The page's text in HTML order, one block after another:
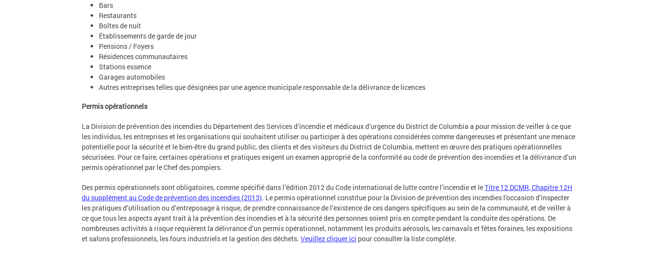
Bars
Restaurants
Boîtes de nuit
Établissements de garde de jour
Pensions / Foyers
Résidences communautaires
Stations essence
Garages automobiles
Autres entreprises telles que désignées par une agence municipale responsable de la délivrance de licences
Permis opérationnels
La Division de prévention des incendies du Département des Services d’incendie et médicaux d’urgence du District de Columbia a pour mission de veiller à ce que
les individus, les entreprises et les organisations qui souhaitent utiliser ou participer à des opérations considérées comme dangereuses et présentant une menace
potentielle pour la sécurité et le bien-être du grand public, des clients et des visiteurs du District de Columbia, mettent en œuvre des pratiques opérationnelles
sécurisées. Pour ce faire, certaines opérations et pratiques exigent un examen approprié de la conformité au code de prévention des incendies et la délivrance d’un
permis opérationnel par le Chef des pompiers.
Des permis opérationnels sont obligatoires, comme spécifié dans l’édition 2012 du Code international de lutte contre l’incendie et leTitre 12 DCMR, Chapitre 12H
du supplément au Code de prévention des incendies (2013). Le permis opérationnel constitue pour la Division de prévention des incendies l’occasion d’inspecter
les pratiques d’utilisation ou d’entreposage à risque, de prendre connaissance de l’existence de ces dangers spécifiques au sein de la communauté, et de veiller à
ce que tous les aspects ayant trait à la prévention des incendies et à la sécurité des personnes soient pris en compte pendant la conduite des opérations. De
nombreuses activités à risque requièrent la délivrance d’un permis opérationnel, notamment les produits aérosols, les carnavals et fêtes foraines, les expositions
et salons professionnels, les fours industriels et la gestion des déchets. Veuillez cliquer ici pour consulter la liste complète.